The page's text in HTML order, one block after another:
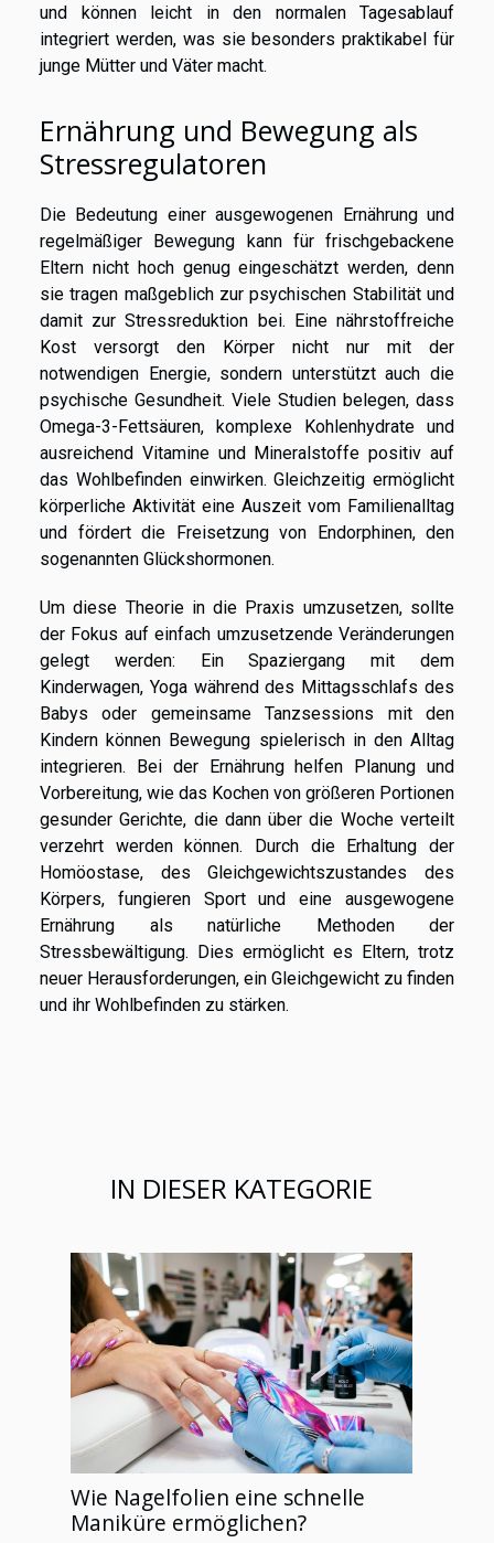
und können leicht in den normalen Tagesablauf
integriert werden, was sie besonders praktikabel für
junge Mütter und Väter macht.
Ernährung und Bewegung als
Stressregulatoren
Die Bedeutung einer ausgewogenen Ernährung und
regelmäßiger Bewegung kann für frischgebackene
Eltern nicht hoch genug eingeschätzt werden, denn
sie tragen maßgeblich zur psychischen Stabilität und
damit zur Stressreduktion bei. Eine nährstoffreiche
Kost versorgt den Körper nicht nur mit der
notwendigen Energie, sondern unterstützt auch die
psychische Gesundheit. Viele Studien belegen, dass
Omega-3-Fettsäuren, komplexe Kohlenhydrate und
ausreichend Vitamine und Mineralstoffe positiv auf
das Wohlbefinden einwirken. Gleichzeitig ermöglicht
körperliche Aktivität eine Auszeit vom Familienalltag
und fördert die Freisetzung von Endorphinen, den
sogenannten Glückshormonen.
Um diese Theorie in die Praxis umzusetzen, sollte
der Fokus auf einfach umzusetzende Veränderungen
gelegt werden: Ein Spaziergang mit dem
Kinderwagen, Yoga während des Mittagsschlafs des
Babys oder gemeinsame Tanzsessions mit den
Kindern können Bewegung spielerisch in den Alltag
integrieren. Bei der Ernährung helfen Planung und
Vorbereitung, wie das Kochen von größeren Portionen
gesunder Gerichte, die dann über die Woche verteilt
verzehrt werden können. Durch die Erhaltung der
Homöostase, des Gleichgewichtszustandes des
Körpers, fungieren Sport und eine ausgewogene
Ernährung als natürliche Methoden der
Stressbewältigung. Dies ermöglicht es Eltern, trotz
neuer Herausforderungen, ein Gleichgewicht zu finden
und ihr Wohlbefinden zu stärken.
IN DIESER KATEGORIE
Wie Nagelfolien eine schnelle
Maniküre ermöglichen?